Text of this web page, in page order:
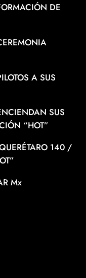
DE
A SUS
SUS
“HOT”
140 /
Mx